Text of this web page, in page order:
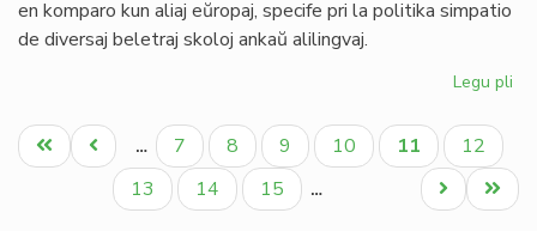
en komparo kun aliaj eŭropaj, specife pri la politika simpatio
de diversaj beletraj skoloj ankaŭ alilingvaj.
Legu pli
la
Pagination
Unua
paĝo
Antaŭa
paĝo
… Paĝo
7 Paĝo
8 Paĝo
9 Paĝo
10
Aktuala
paĝo
11 Paĝo
12
Paĝo
13 Paĝo
14 Paĝo
15 …
Last
page
Next
page